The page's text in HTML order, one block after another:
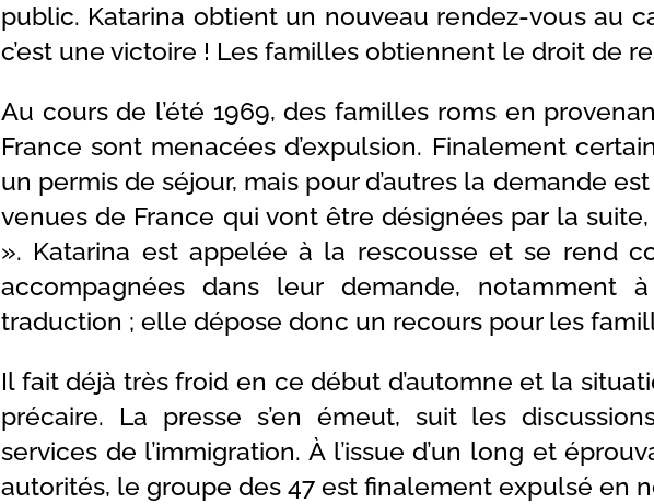
public. Katarina obtient un nouveau rendez-vous au
c’est une victoire ! Les familles obtiennent le droit de
Au cours de l’été 1969, des familles roms en
France sont menacées d’expulsion. Finalement
un permis de séjour, mais pour d’autres la demande
venues de France qui vont être désignées par la
». Katarina est appelée à la rescousse et se rend
accompagnées dans leur demande, notamment
traduction ; elle dépose donc un recours pour les
Il fait déjà très froid en ce début d’automne et la
précaire. La presse s’en émeut, suit les
services de l’immigration. À l’issue d’un long et
autorités, le groupe des 47 est finalement expulsé en